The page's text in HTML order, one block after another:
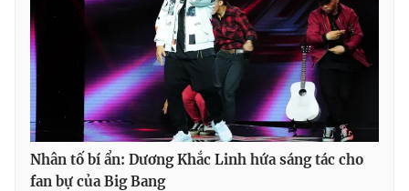
Cơ quan chủ quản:
Đài Truyền hình Việt Nam
Cơ quan báo chí:
Thời báo VTV
Giấy phép hoạt động báo in và báo điện tử số 483/GP-BTTTT
cấp ngày 29/12/2023
Tổng Biên tập:Vũ Thanh Thủy
Phó Tổng Biên tập:Nguyễn Thị Mỹ Hạnh, Phạm Quốc Thắng,
Nguyễn Trọng Ninh
Tổng đài VTV: 024.38 355 931 - 024.38 355 932
Nhân tố bí ẩn: Dương Khắc Linh hứa sáng tác cho
fan bự của Big Bang